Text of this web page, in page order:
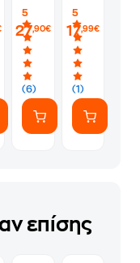
5
(6)
27,90€
5
(1)
17,99€
επίσης